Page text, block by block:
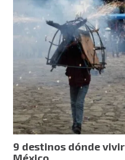
el
rival
de
en
el
2026
que
con
9 destinos dónde